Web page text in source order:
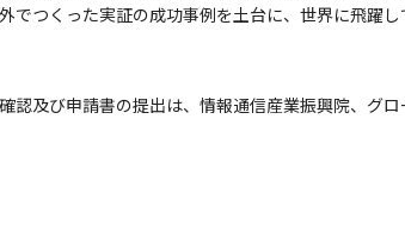
でつくった実証の成功事例を土台に、世界に飛躍
認及び申請書の提出は、情報通信産業振興院、グ